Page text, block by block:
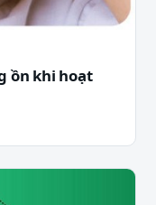
ồn khi hoạt